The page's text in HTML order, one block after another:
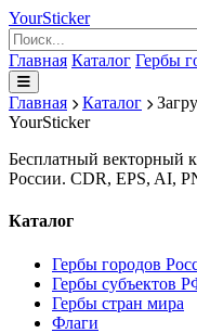
YourSticker
Главная Каталог Гербы
Главная Каталог
YourSticker
Бесплатный векторный
России. CDR, EPS, AI,
Каталог
Гербы городов
Гербы субъектов
Гербы стран мира
Флаги